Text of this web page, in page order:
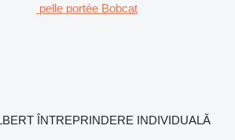
pelle portée Bobcat
ÎNTREPRINDERE INDIVIDUALĂ